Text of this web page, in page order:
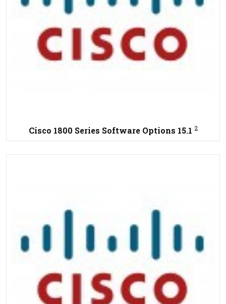
Cisco 1800 Series Software Options 15.1 2